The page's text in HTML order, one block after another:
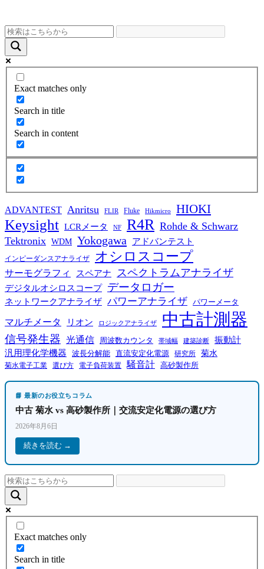
Exact matches only
Search in title
Search in content
ADVANTEST Anritsu FLIR Fluke Hikmicro HIOKI
Keysight LCRメータ NF R4R Rohde & Schwarz
Tektronix WDM Yokogawa アドバンテスト
インピーダンスアナライザ オシロスコープ
サーモグラフィ スペアナ スペクトラムアナライザ
デジタルオシロスコープ データロガー
ネットワークアナライザ パワーアナライザ パワーメータ
マルチメータ リオン ロジックアナライザ 中古計測器
信号発生器 光通信 周波数カウンタ 帯域幅 建築診断
振動計
汎用理化学機器
波長分解能 直流安定化電源 研究所 菊水
菊水電子工業 選び方 電子負荷装置 騒音計 高砂製作所
📘 最新のお役立ちコラム
中古 菊水 vs 高砂製作所｜交流安定化電源の選び方
2026年8月6日
続きを読む →
Exact matches only
Search in title